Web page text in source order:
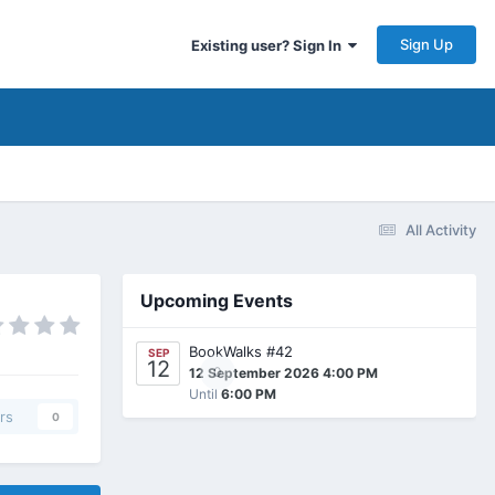
Existing user? Sign In Sign Up
All Activity
0
Upcoming Events
SEP
12 0
BookWalks #42
12 September 2026 4:00 PM
Until 6:00 PM